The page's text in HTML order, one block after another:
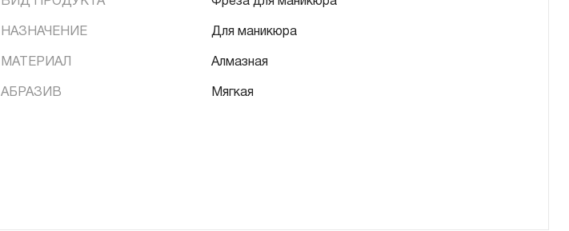
НАЗНАЧЕНИЕ Для маникюра
МАТЕРИАЛ Алмазная
АБРАЗИВ Мягкая